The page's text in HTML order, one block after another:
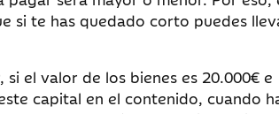
si te has quedado corto puedes
si el valor de los bienes es 20.000€ e
capital en el contenido, cuando